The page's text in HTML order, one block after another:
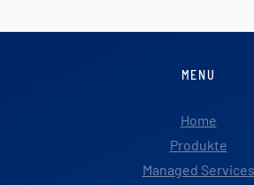
MENU
Home
Produkte
Managed Services